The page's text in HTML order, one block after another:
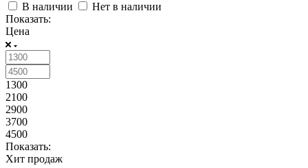
В наличии
Нет в наличии
Показать:
Цена
1300
2100
2900
3700
4500
Показать:
Хит продаж